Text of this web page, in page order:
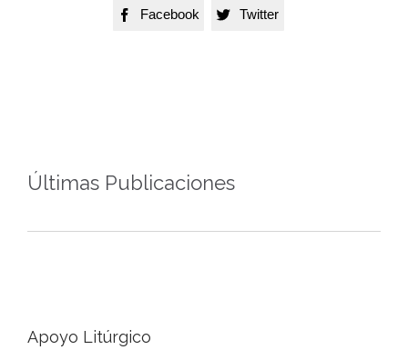
 Facebook  Twitter
Últimas Publicaciones
Apoyo Litúrgico